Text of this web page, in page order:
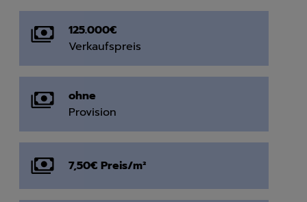
125.000€
Verkaufspreis
ohne
Provision
7,50€ Preis/m²